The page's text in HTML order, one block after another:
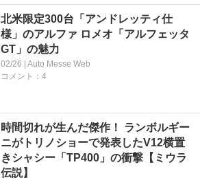
北米限定300台「アンドレッティ仕
様」のアルファ ロメオ「アルフェッタ
GT」の魅力
02/26 | Auto Messe Web
コメント：4
時間切れが生んだ傑作！ ランボルギー
ニがトリノショーで発表したV12横置
きシャシー「TP400」の衝撃【ミウラ
伝説】